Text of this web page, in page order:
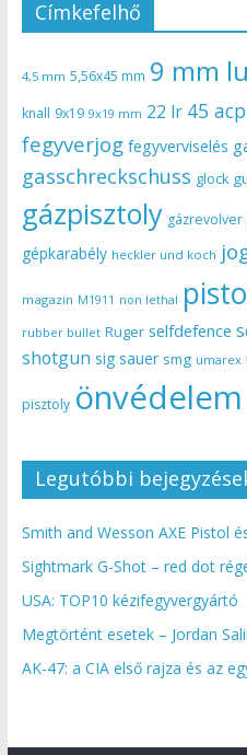
Címkefelhő
4,5 mm 5,56x45 mm 9 mm
knall 9x19 9x19 mm 22 lr 45 acp
fegyverjog fegyverviselés
gasschreckschuss glock
gázpisztoly gázrevolver
gépkarabély heckler und koch
magazin M1911 non lethal
rubber bullet Ruger selfdefence
shotgun sig sauer smg umarex
pisztoly önvédelem
Legutóbbi
Smith and Wesson AXE Pistol
Sightmark G-Shot – red dot
USA: TOP10 kézifegyvergyártó
Megtörtént esetek – Jordan
AK-47: a CIA első rajza és az